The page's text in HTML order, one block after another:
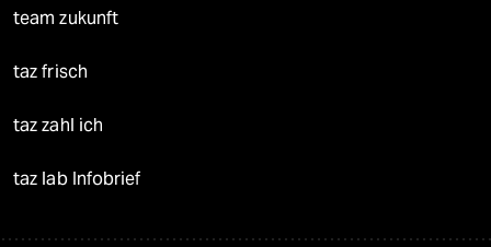
team zukunft
taz frisch
taz zahl ich
taz lab Infobrief